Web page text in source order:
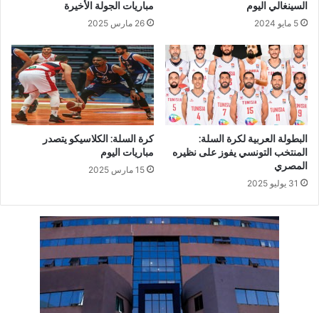
السينغالي اليوم
5 مايو 2024
مباريات الجولة الأخيرة
26 مارس 2025
البطولة العربية لكرة السلة:
المنتخب التونسي يفوز على نظيره
المصري
31 يوليو 2025
كرة السلة: الكلاسيكو يتصدر
مباريات اليوم
15 مارس 2025